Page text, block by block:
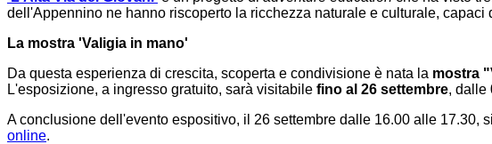
dell'Appennino ne hanno riscoperto la ricchezza naturale e culturale,
La mostra 'Valigia in mano'
Da questa esperienza di crescita, scoperta e condivisione è nata la mostra
L'esposizione, a ingresso gratuito, sarà visitabile fino al 26 settembre, dalle
A conclusione dell'evento espositivo, il 26 settembre dalle 16.00 alle 17.30,
online.